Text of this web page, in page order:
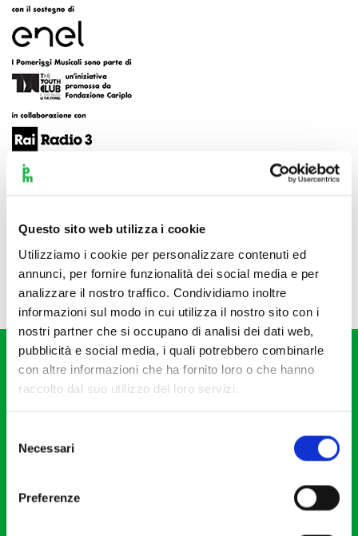
Questo sito web utilizza i cookie
Utilizziamo i cookie per personalizzare contenuti ed
annunci, per fornire funzionalità dei social media e per
analizzare il nostro traffico. Condividiamo inoltre
informazioni sul modo in cui utilizza il nostro sito con i
nostri partner che si occupano di analisi dei dati web,
pubblicità e social media, i quali potrebbero combinarle
con altre informazioni che ha fornito loro o che hanno
raccolto dal suo utilizzo dei loro servizi.
delNecessari
Preferenze
Fondazione I Pomeriggi Musicali
Partita Iva 04410060158